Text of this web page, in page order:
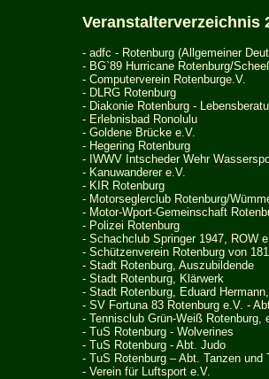
Veranstalterverzeichnis
- adfc - Rotenburg (Allgemeiner
- BG`89 Hurricane Rotenburg/
- Computerverein Rotenburge.V.
- DLRG Rotenburg
- Diakonie Rotenburg -
- Erlebnisbad Ronolulu
- Goldene Brücke e.V.
- Hegering Rotenburg
- IWWV Intscheder Wehr
- Kanuwanderer e.V.
- KIR Rotenburg
- Motorseglerclub Rotenburg/
- Motor-Wport-Gemeinschaft
- Polizei Rotenburg
- Schachclub Springer 1947, ROW
- Schützenverein Rotenburg von
- Stadt Rotenburg, Auszubildende
- Stadt Rotenburg, Klärwerk
- Stadt Rotenburg, Eduard
- SV Fortuna 83 Rotenburg e.V. -
- Tennisclub Grün-Weiß Rotenburg,
- TuS Rotenburg - Wolverines
- TuS Rotenburg - Abt. Judo
- TuS Rotenburg – Abt. Tanzen und
- Verein für Luftsport e.V.